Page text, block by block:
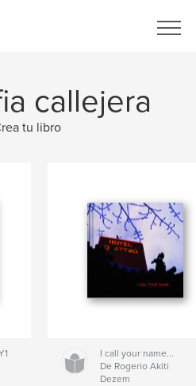
callejera
tu libro
I call your name...
De Rogerio Akiti
Dezem